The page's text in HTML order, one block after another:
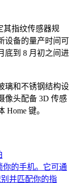
指纹传感器规
设备的量产时间可
底到 8 月初之间进
璃和不锈钢结构设
像头配备 3D 传感
键。
你的手机。它可通
并匹配你的指